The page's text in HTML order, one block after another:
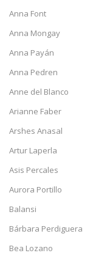
Anna Font
Anna Mongay
Anna Payán
Anna Pedren
Anne del Blanco
Arianne Faber
Arshes Anasal
Artur Laperla
Asis Percales
Aurora Portillo
Balansi
Bárbara Perdiguera
Bea Lozano